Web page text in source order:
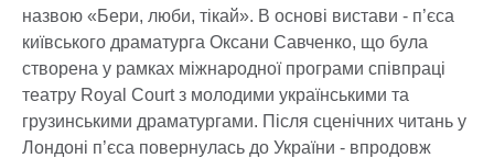
назвою «Бери, люби, тікай». В основі вистави - п’єса
київського драматурга Оксани Савченко, що була
створена у рамках міжнародної програми співпраці
театру Royal Court з молодими українськими та
грузинськими драматургами. Після сценічних читань у
Лондоні п’єса повернулась до України - впродовж